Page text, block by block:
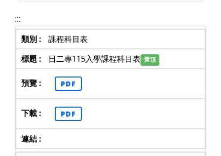
:::
課程科目表
日二專115入學課程科目表 置頂
PDF
PDF